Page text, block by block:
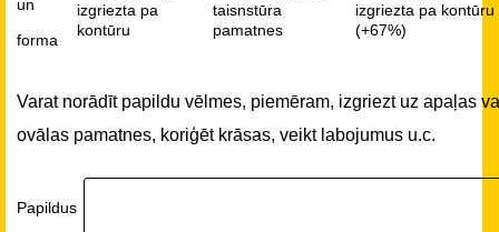
un
forma
izgriezta pa
kontūru
taisnstūra
pamatnes
izgriezta pa kontūru
(+67%)
Varat norādīt papildu vēlmes, piemēram, izgriezt uz apaļas
ovālas pamatnes, koriģēt krāsas, veikt labojumus u.c.
Papildus